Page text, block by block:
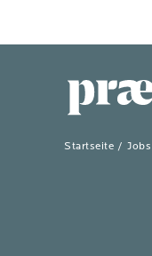
Startseite Jobs